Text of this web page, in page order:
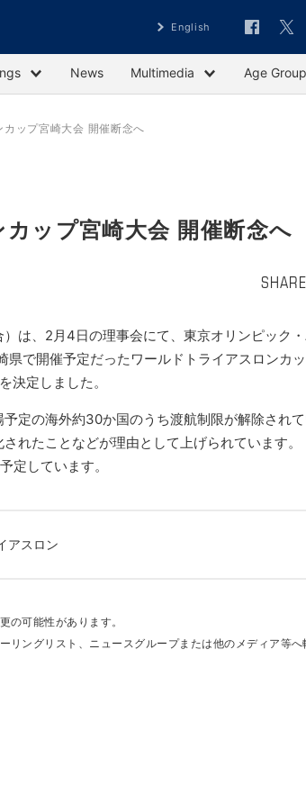
English
News Multimedia Age Group
ップ宮崎大会 開催断念へ
ップ宮崎大会 開催断念へ
SHARE
は、2月4日の理事会にて、東京オリンピック
で開催予定だったワールドトライアスロンカ
決定しました。
定の海外約30か国のうち渡航制限が解除され
れたことなどが理由として上げられています。
定しています。
アスロン
の可能性があります。
リングリスト、ニュースグループまたは他のメディア等へ